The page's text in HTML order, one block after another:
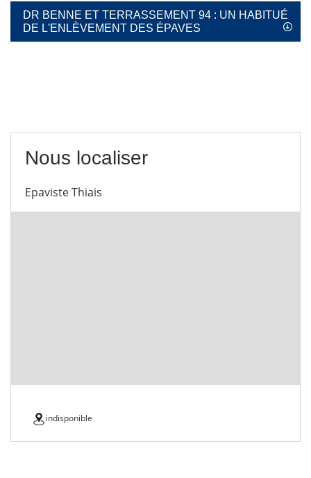
DR BENNE ET TERRASSEMENT 94 : UN HABITUÉ
DE L'ENLÈVEMENT DES ÉPAVES
Nous localiser
Epaviste Thiais
indisponible